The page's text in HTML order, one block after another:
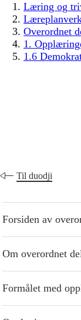
Læring og
Overordnet
1.
1.6
Til duodji
Forsiden av
Om overordnet
Formålet med